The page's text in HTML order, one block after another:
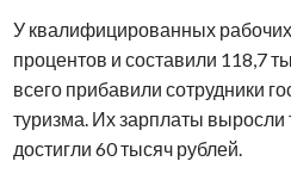
У квалифицированных
процентов и составили 118,7
всего прибавили сотрудники
туризма. Их зарплаты выросли
достигли 60 тысяч рублей.